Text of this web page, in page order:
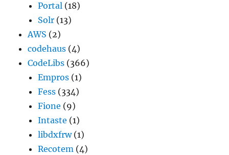
Portal (18)
Solr (13)
AWS (2)
codehaus (4)
CodeLibs (366)
Empros (1)
Fess (334)
Fione (9)
Intaste (1)
libdxfrw(1)
Recotem (4)